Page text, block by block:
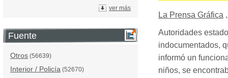
ver más
Fuente
Otros (56639)
Interior / Policía (52670)
La Prensa Gráfica
Autoridades
indocumentados,
informó un
niños, se